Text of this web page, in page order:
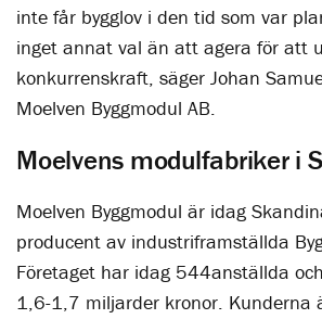
inte får bygglov i den tid som var
inget annat val än att agera för att
konkurrenskraft, säger Johan
Moelven Byggmodul AB.
Moelvens modulfabriker i
Moelven Byggmodul är idag
producent av industriframställda
Företaget har idag 544anställda
1,6-1,7 miljarder kronor. Kunderna